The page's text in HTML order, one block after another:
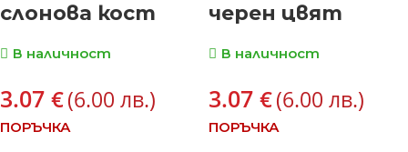
слонова кост
В наличност
3.07 €(6.00 лв.)
ПОРЪЧКА
черен цвят
В наличност
3.07 €(6.00 лв.)
ПОРЪЧКА